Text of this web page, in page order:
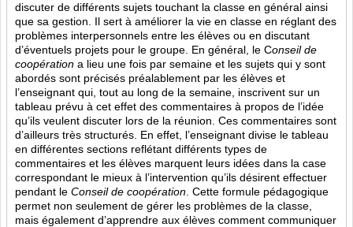
discuter de différents sujets touchant la classe en général ainsi
que sa gestion. Il sert à améliorer la vie en classe en réglant des
problèmes interpersonnels entre les élèves ou en discutant
d’éventuels projets pour le groupe. En général, le Conseil de
coopération a lieu une fois par semaine et les sujets qui y sont
abordés sont précisés préalablement par les élèves et
l’enseignant qui, tout au long de la semaine, inscrivent sur un
tableau prévu à cet effet des commentaires à propos de l’idée
qu’ils veulent discuter lors de la réunion. Ces commentaires sont
d’ailleurs très structurés. En effet, l’enseignant divise le tableau
en différentes sections reflétant différents types de
commentaires et les élèves marquent leurs idées dans la case
correspondant le mieux à l’intervention qu’ils désirent effectuer
pendant le Conseil de coopération . Cette formule pédagogique
permet non seulement de gérer les problèmes de la classe,
mais également d’apprendre aux élèves comment communiquer